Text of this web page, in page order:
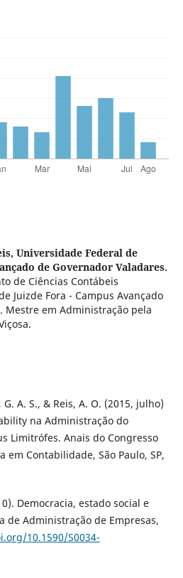
Universidade Federal de
de Governador Valadares.
de Ciências Contábeis
Juizde Fora - Campus Avançado
Mestre em Administração pela
A. S., & Reis, A. O. (2015, julho)
na Administração do
Limitrófes. Anais do Congresso
em Contabilidade, São Paulo, SP,
Democracia, estado social e
de Administração de Empresas,
10.1590/S0034-